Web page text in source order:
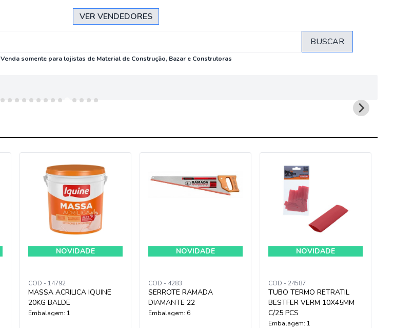
VER VENDEDORES
BUSCAR
Venda somente para lojistas de Material de Construção, Bazar e Construtoras
NOVIDADE
COD - 14792
MASSA ACRILICA IQUINE
20KG BALDE
Embalagem: 1
NOVIDADE
COD - 4283
SERROTE RAMADA
DIAMANTE 22
Embalagem: 6
NOVIDADE
COD - 24587
TUBO TERMO RETRATIL
BESTFER VERM 10X45MM
C/25 PCS
Embalagem: 1